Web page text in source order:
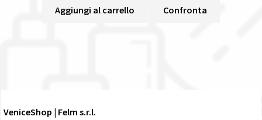
Aggiungi al carrello Confronta
VeniceShop | Felm s.r.l.